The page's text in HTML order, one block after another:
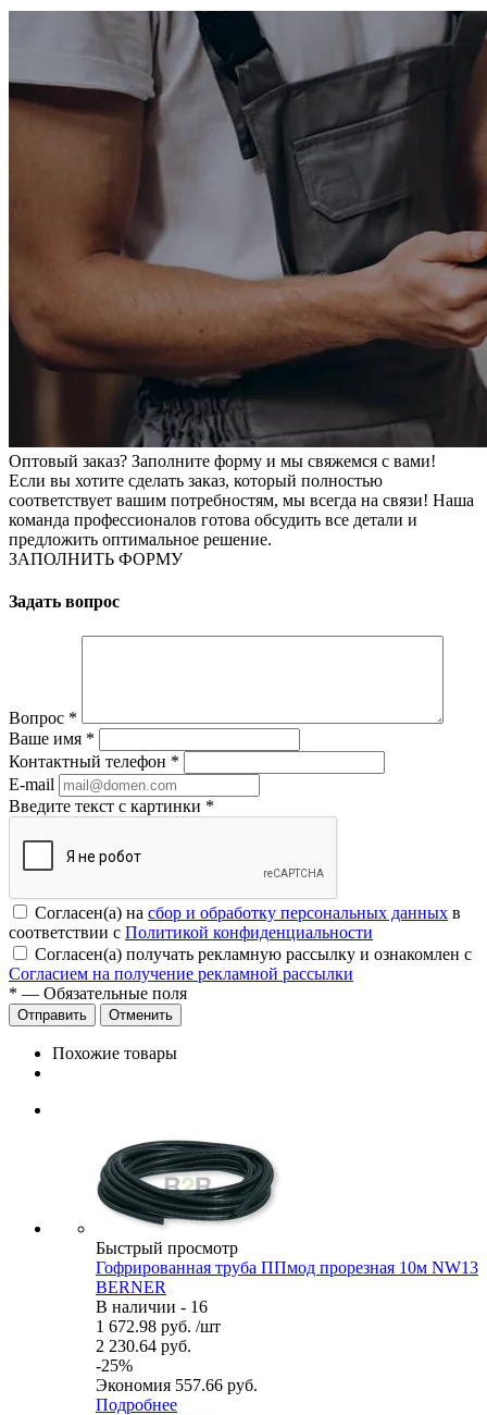
Оптовый заказ? Заполните форму и мы свяжемся с вами!
Если вы хотите сделать заказ, который полностью
соответствует вашим потребностям, мы всегда на связи! Наша
команда профессионалов готова обсудить все детали и
предложить оптимальное решение.
ЗАПОЛНИТЬ ФОРМУ
Задать вопрос
Вопрос *
Ваше имя *
Контактный телефон *
E-mail
Введите текст с картинки *
Согласен(а) на сбор и обработку персональных данных в
соответствии с Политикой конфиденциальности
Согласен(а) получать рекламную рассылку и ознакомлен с
Согласием на получение рекламной рассылки
* — Обязательные поля
Отменить
Похожие товары
Быстрый просмотр
Гофрированная труба ППмод прорезная 10м NW13
BERNER
В наличии - 16
1 672.98 руб. /шт
2 230.64 руб.
-25%
Экономия 557.66 руб.
Подробнее